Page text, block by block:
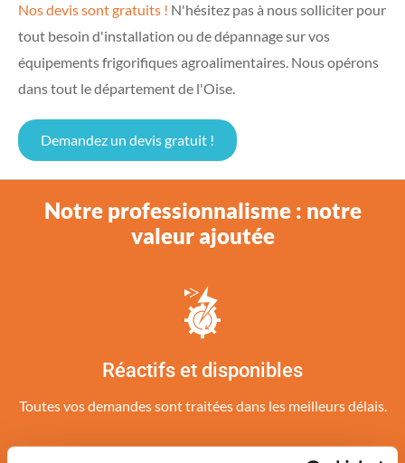
Nos devis sont gratuits ! N'hésitez pas à nous solliciter pour
tout besoin d'installation ou de dépannage sur vos
équipements frigorifiques agroalimentaires. Nous opérons
dans tout le département de l'Oise.
Demandez un devis gratuit !
Notre professionnalisme : notre
valeur ajoutée
Réactifs et disponibles
Toutes vos demandes sont traitées dans les meilleurs délais.